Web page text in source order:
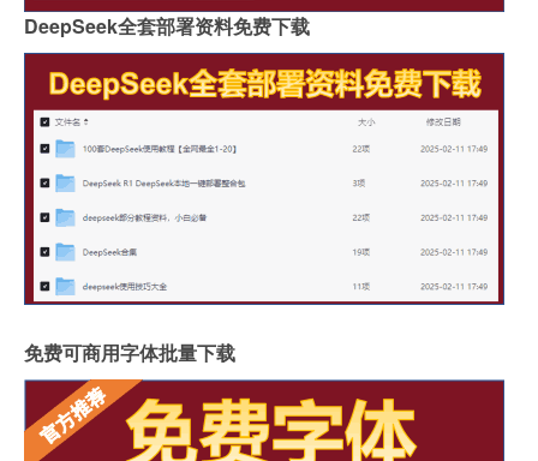
DeepSeek全套部署资料免费下载
免费可商用字体批量下载